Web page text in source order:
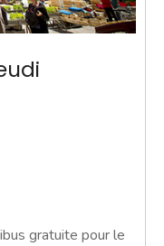
gratuite pour le